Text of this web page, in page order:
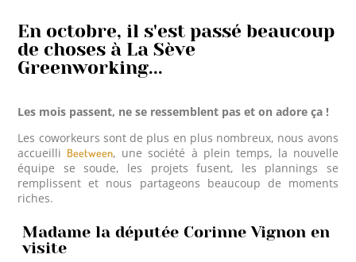
En octobre, il s'est passé beaucoup
de choses à La Sève
Greenworking...
Les mois passent, ne se ressemblent pas et on adore ça !
Les coworkeurs sont de plus en plus nombreux, nous avons
accueilli Beetween, une société à plein temps, la nouvelle
équipe se soude, les projets fusent, les plannings se
remplissent et nous partageons beaucoup de moments
riches.
Madame la députée Corinne Vignon en
visite